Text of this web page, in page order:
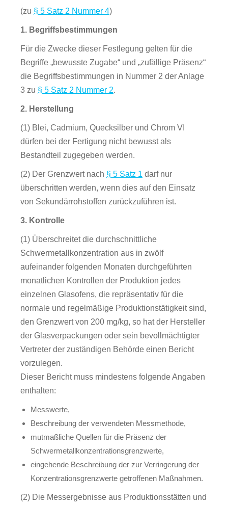
(zu § 5 Satz 2 Nummer 4)
1. Begriffsbestimmungen
Für die Zwecke dieser Festlegung gelten für die
Begriffe „bewusste Zugabe“ und „zufällige Präsenz“
die Begriffsbestimmungen in Nummer 2 der Anlage
3 zu § 5 Satz 2 Nummer 2.
2. Herstellung
(1) Blei, Cadmium, Quecksilber und Chrom VI
dürfen bei der Fertigung nicht bewusst als
Bestandteil zugegeben werden.
(2) Der Grenzwert nach § 5 Satz 1 darf nur
überschritten werden, wenn dies auf den Einsatz
von Sekundärrohstoffen zurückzuführen ist.
3. Kontrolle
(1) Überschreitet die durchschnittliche
Schwermetallkonzentration aus in zwölf
aufeinander folgenden Monaten durchgeführten
monatlichen Kontrollen der Produktion jedes
einzelnen Glasofens, die repräsentativ für die
normale und regelmäßige Produktionstätigkeit sind,
den Grenzwert von 200 mg/kg, so hat der Hersteller
der Glasverpackungen oder sein bevollmächtigter
Vertreter der zuständigen Behörde einen Bericht
vorzulegen.
Dieser Bericht muss mindestens folgende Angaben
enthalten:
Messwerte,
Beschreibung der verwendeten Messmethode,
mutmaßliche Quellen für die Präsenz der
Schwermetallkonzentrationsgrenzwerte,
eingehende Beschreibung der zur Verringerung der
Konzentrationsgrenzwerte getroffenen Maßnahmen.
(2) Die Messergebnisse aus Produktionsstätten und